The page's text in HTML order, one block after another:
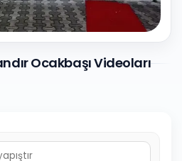
Ocakbaşı Videoları